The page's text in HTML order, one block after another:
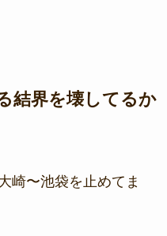
結界を壊してるか
崎〜池袋を止めてま